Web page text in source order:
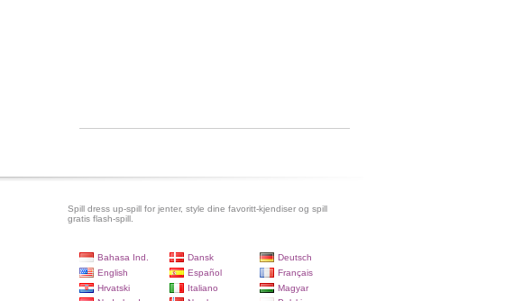
Spill dress up-spill for jenter, style dine favoritt-kjendiser og spill
gratis flash-spill.
Bahasa Ind. Dansk
Deutsch
English
Español
Français
Hrvatski
Italiano
Magyar